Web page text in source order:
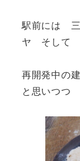
駅前には
ヤ そして
再開発中の
と思いつつ